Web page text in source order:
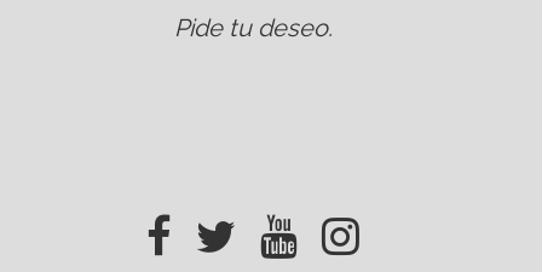
Pide tu deseo.